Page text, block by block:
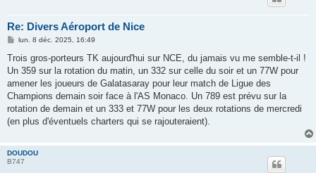
Re: Divers Aéroport de Nice
M
s
a
g
lun. 8 déc. 2025, 16:49
Trois gros-porteurs TK aujourd'hui sur NCE, du jamais vu me semble-t-il !
Un 359 sur la rotation du matin, un 332 sur celle du soir et un 77W pour
amener les joueurs de Galatasaray pour leur match de Ligue des
Champions demain soir face à l'AS Monaco. Un 789 est prévu sur la
rotation de demain et un 333 et 77W pour les deux rotations de mercredi
(en plus d'éventuels charters qui se rajouteraient).
DOUDOU
B747